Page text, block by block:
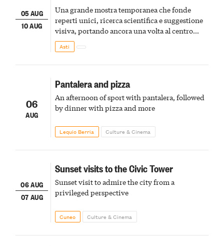
05 AUG
10 AUG
Una grande mostra temporanea che fonde
reperti unici, ricerca scientifica e suggestione
visiva, portando ancora una volta al centro
della scena le meraviglie del passato astigiano
Asti
06
AUG
Pantalera and pizza
An afternoon of sport with pantalera, followed
by dinner with pizza and more
Lequio Berria Culture & Cinema
06 AUG
07 AUG
Sunset visits to the Civic Tower
Sunset visit to admire the city from a
privileged perspective
Cuneo Culture & Cinema